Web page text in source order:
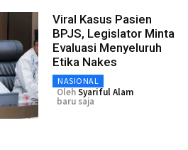
Viral Kasus Pasien
BPJS, Legislator Minta
Evaluasi Menyeluruh
Etika Nakes
NASIONAL
OlehSyariful Alam
baru saja